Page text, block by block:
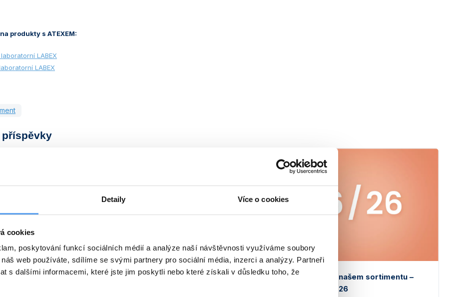
Detaily Více o cookies
cookies
poskytování funkcí sociálních médií a analýze naší návštěvnosti využíváme soubory
web používáte, sdílíme se svými partnery pro sociální média, inzerci a analýzy. Partneři
s dalšími informacemi, které jste jim poskytli nebo které získali v důsledku toho, že
produkty s ATEXEM:
LABEX
LABEX
příspěvky
našem sortimentu –
Malé laboratorní chladničky a
Novinky v našem sortimentu –
červen 2026